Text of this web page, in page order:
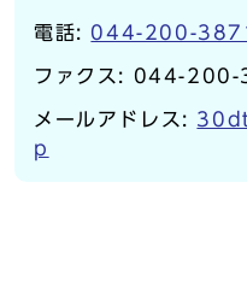
電話: 044-200-
ファクス: 044-200-
メールアドレス:
p